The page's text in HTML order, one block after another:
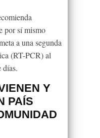
por sí mismo
a una segunda
(RT-PCR) al
días.
Y
PAÍS